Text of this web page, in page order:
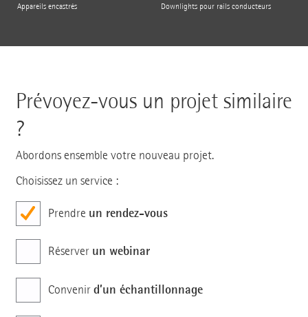
Appareils encastrés Downlights pour rails conducteurs
Prévoyez-vous un projet similaire
?
Abordons ensemble votre nouveau projet.
Choisissez un service :
Prendre un rendez-vous
Réserver un webinar
Convenird’un échantillonnage